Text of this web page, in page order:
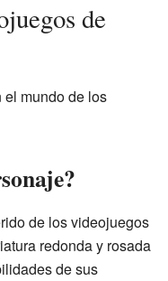
de
el mundo de los
de los videojuegos
redonda y rosada
de sus